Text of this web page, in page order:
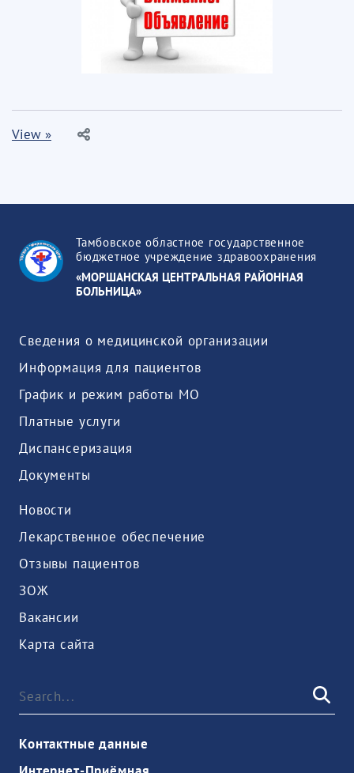
View »
Тамбовское областное государственное
бюджетное учреждение здравоохранения
«МОРШАНСКАЯ ЦЕНТРАЛЬНАЯ РАЙОННАЯ
БОЛЬНИЦА»
Сведения о медицинской организации
Информация для пациентов
График и режим работы МО
Платные услуги
Диспансеризация
Документы
Новости
Лекарственное обеспечение
Отзывы пациентов
ЗОЖ
Вакансии
Карта сайта
Контактные данные